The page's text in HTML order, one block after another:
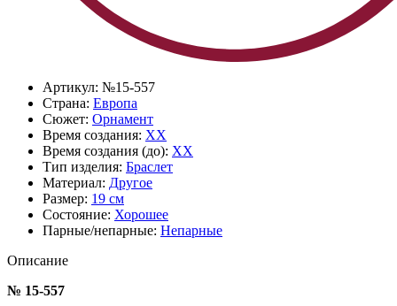
Артикул: №15-557
Страна: Европа
Сюжет: Орнамент
Время создания: XX
Время создания (до): XX
Тип изделия: Браслет
Материал: Другое
Размер: 19 см
Состояние: Хорошее
Парные/непарные: Непарные
Описание
№ 15-557